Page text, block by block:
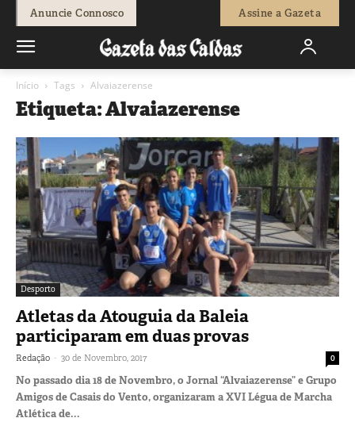
Anuncie Connosco Assine a Gazeta
Início Tags Alvaiazerense
Etiqueta: Alvaiazerense
Desporto
Atletas da Atouguia da Baleia
participaram em duas provas
Redação - 30 de Novembro, 2017 0
No passado dia 18 de Novembro, o Jornal “Alvaiazerense” e Grupo
Amigos de Casais do Vento, organizaram a XVI Légua de Marcha
Atlética de...